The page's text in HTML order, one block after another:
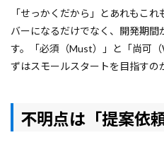
「せっかくだから」とあれもこ
バーになるだけでなく、開発期間
す。「必須（Must）」と「尚可
ずはスモールスタートを目指すの
不明点は「提案依